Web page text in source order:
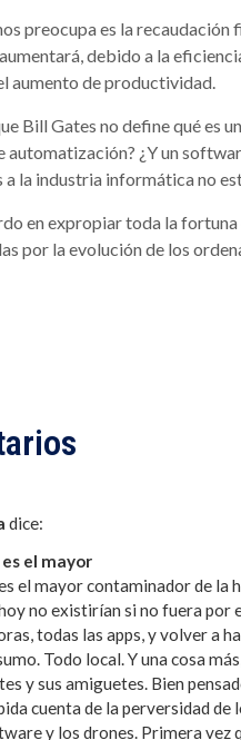
preocupa es la
debido a la
aumento de productividad.
Bill Gates no define qué es
automatización? ¿Y un
la industria informática no
en expropiar toda la
por la evolución de los
dice:
el mayor
el mayor contaminador de la
no existirían si no fuera
todas las apps, y volver a
Todo local. Y una cosa
y sus amiguetes. Bien
cuenta de la perversidad
y los drones. Primera vez